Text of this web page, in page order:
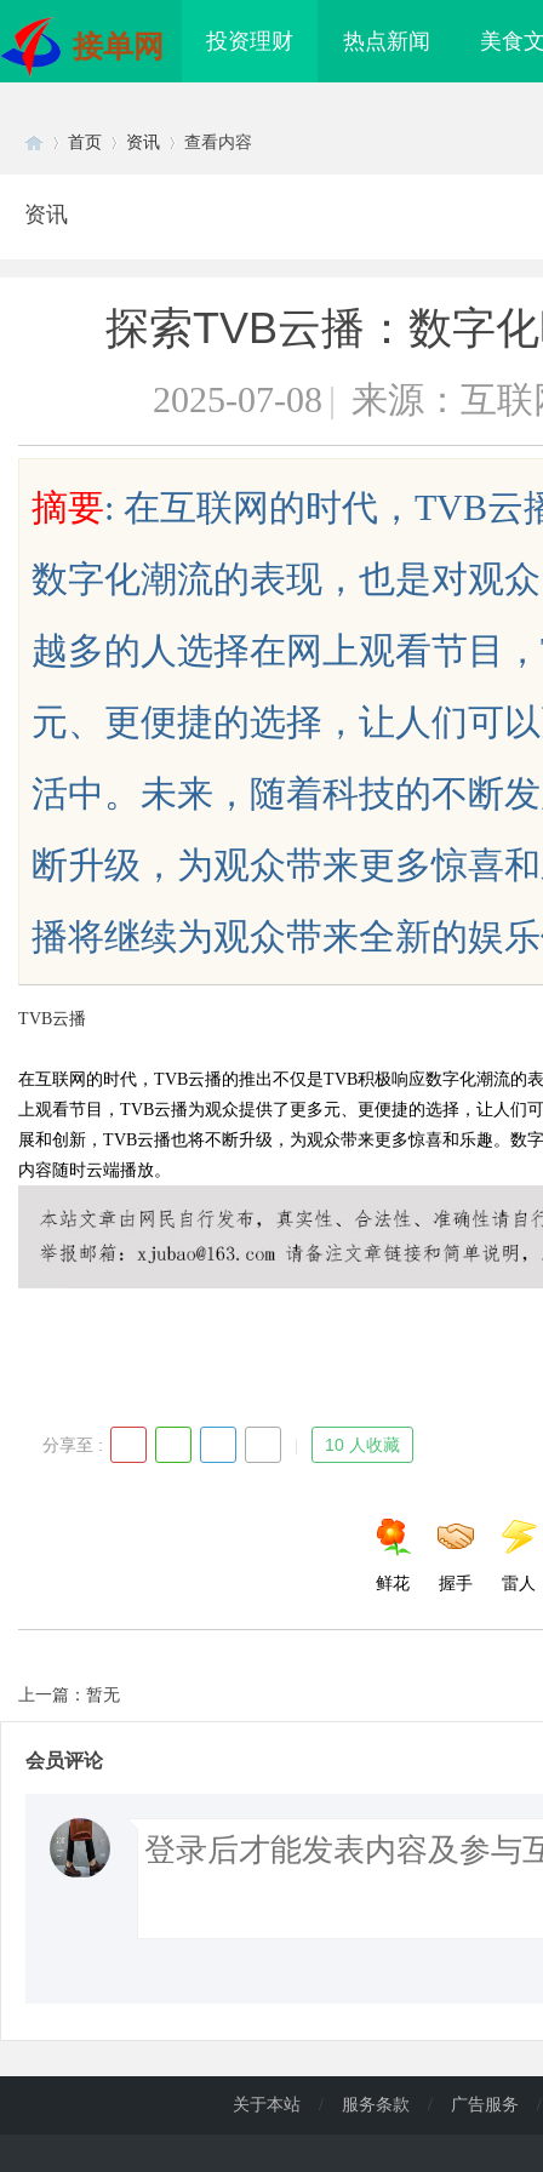
接单网 投资理财 热点新闻 美食
uz
Bo
d
首页 资讯 查看内容
资讯
探索TVB云播：数字
2025-07-08 | 来源：互联
摘要: 在互联网的时代，TVB云
数字化潮流的表现，也是对观
越多的人选择在网上观看节目
元、更便捷的选择，让人们可
活中。未来，随着科技的不断
断升级，为观众带来更多惊喜
播将继续为观众带来全新的娱
TVB云播
在互联网的时代，TVB云播的推出不仅是TVB积极响应数字化潮流的
上观看节目，TVB云播为观众提供了更多元、更便捷的选择，让人们
展和创新，TVB云播也将不断升级，为观众带来更多惊喜和乐趣。数
内容随时云端播放。
分享至 : 10 人收藏
鲜花 握手 雷人
上一篇：暂无
会员评论
法律边界解析
关于本站 / 服务条款 / 广告服务 /